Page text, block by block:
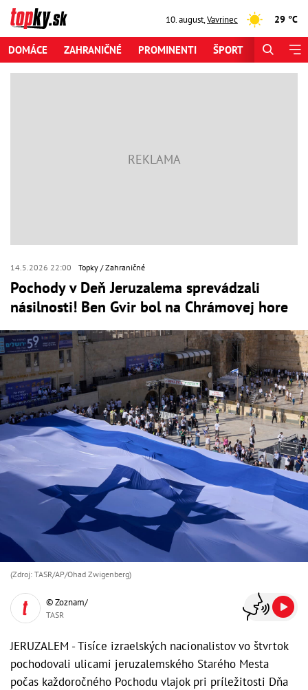
10. august,Vavrinec 29 °C
DOMÁCE ZAHRANIČNÉ PROMINENTI ŠPORT
14.5.2026 22:00 Topky Zahraničné
Pochody v Deň Jeruzalema sprevádzali
násilnosti! Ben Gvir bol na Chrámovej hore
(Zdroj: TASR/AP/Ohad Zwigenberg)
© Zoznam/
TASR
JERUZALEM - Tisíce izraelských nacionalistov vo štvrtok
pochodovali ulicami jeruzalemského Starého Mesta
počas každoročného Pochodu vlajok pri príležitosti Dňa